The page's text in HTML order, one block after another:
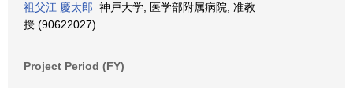
祖父江 慶太郎 神戸大学, 医学部附属病院, 准教
授 (90622027)
Project Period (FY)